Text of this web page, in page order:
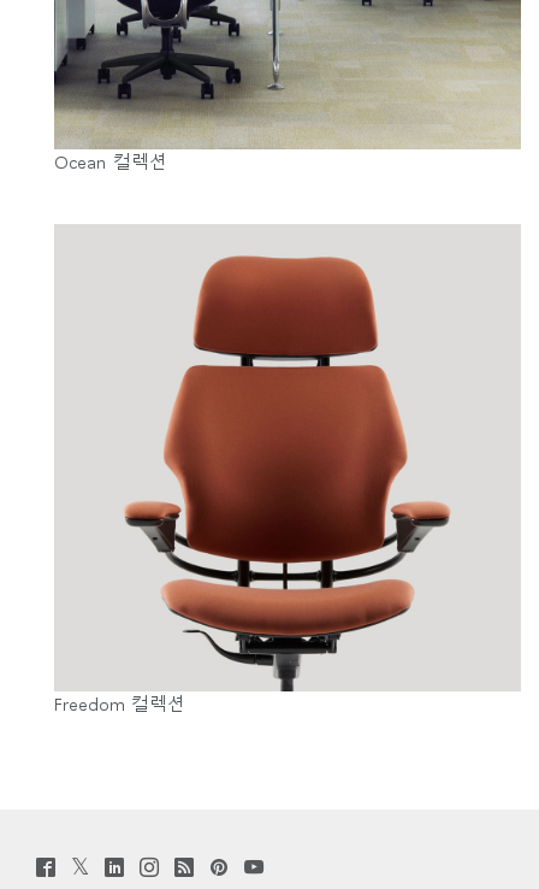
Ocean 컬렉션
Freedom 컬렉션
Facebook
(opens
Twitter
(opens
LinkedIn
(opens
Instagram
(opens
Humanscale
Blog
PinterstYouTube